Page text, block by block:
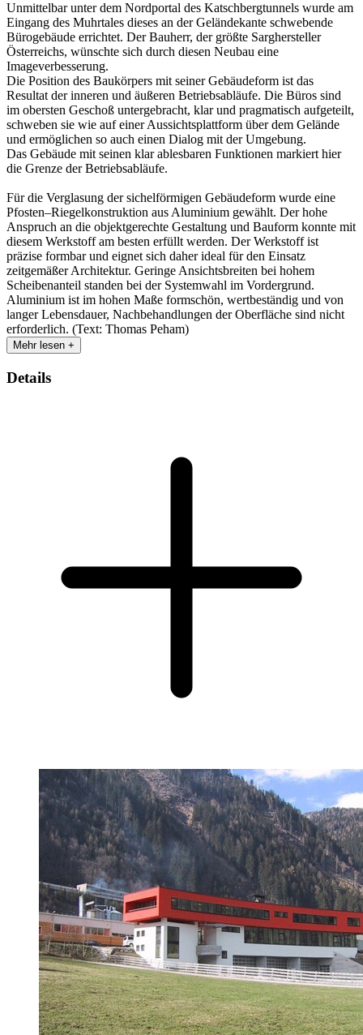
Unmittelbar unter dem Nordportal des Katschbergtunnels wurde am
Eingang des Muhrtales dieses an der Geländekante schwebende
Bürogebäude errichtet. Der Bauherr, der größte Sarghersteller
Österreichs, wünschte sich durch diesen Neubau eine
Imageverbesserung.
Die Position des Baukörpers mit seiner Gebäudeform ist das
Resultat der inneren und äußeren Betriebsabläufe. Die Büros sind
im obersten Geschoß untergebracht, klar und pragmatisch aufgeteilt,
schweben sie wie auf einer Aussichtsplattform über dem Gelände
und ermöglichen so auch einen Dialog mit der Umgebung.
Das Gebäude mit seinen klar ablesbaren Funktionen markiert hier
die Grenze der Betriebsabläufe.
Für die Verglasung der sichelförmigen Gebäudeform wurde eine
Pfosten–Riegelkonstruktion aus Aluminium gewählt. Der hohe
Anspruch an die objektgerechte Gestaltung und Bauform konnte mit
diesem Werkstoff am besten erfüllt werden. Der Werkstoff ist
präzise formbar und eignet sich daher ideal für den Einsatz
zeitgemäßer Architektur. Geringe Ansichtsbreiten bei hohem
Scheibenanteil standen bei der Systemwahl im Vordergrund.
Aluminium ist im hohen Maße formschön, wertbeständig und von
langer Lebensdauer, Nachbehandlungen der Oberfläche sind nicht
erforderlich. (Text: Thomas Peham)
Mehr lesen +
Details